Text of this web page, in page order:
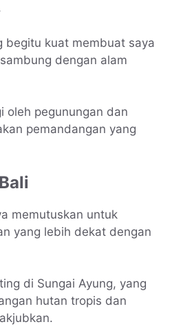
begitu kuat membuat saya
dengan alam
oleh pegunungan dan
pemandangan yang
memutuskan untuk
yang lebih dekat dengan
di Sungai Ayung, yang
hutan tropis dan